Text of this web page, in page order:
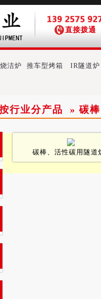
直接拨通
洁炉 推车型烤箱 IR隧道炉
行业分产品 » 碳
碳棒、活性碳用隧道